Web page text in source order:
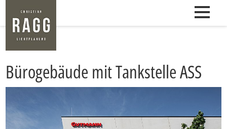
Bü­ro­ge­bäu­de mit Tank­stel­le ASS